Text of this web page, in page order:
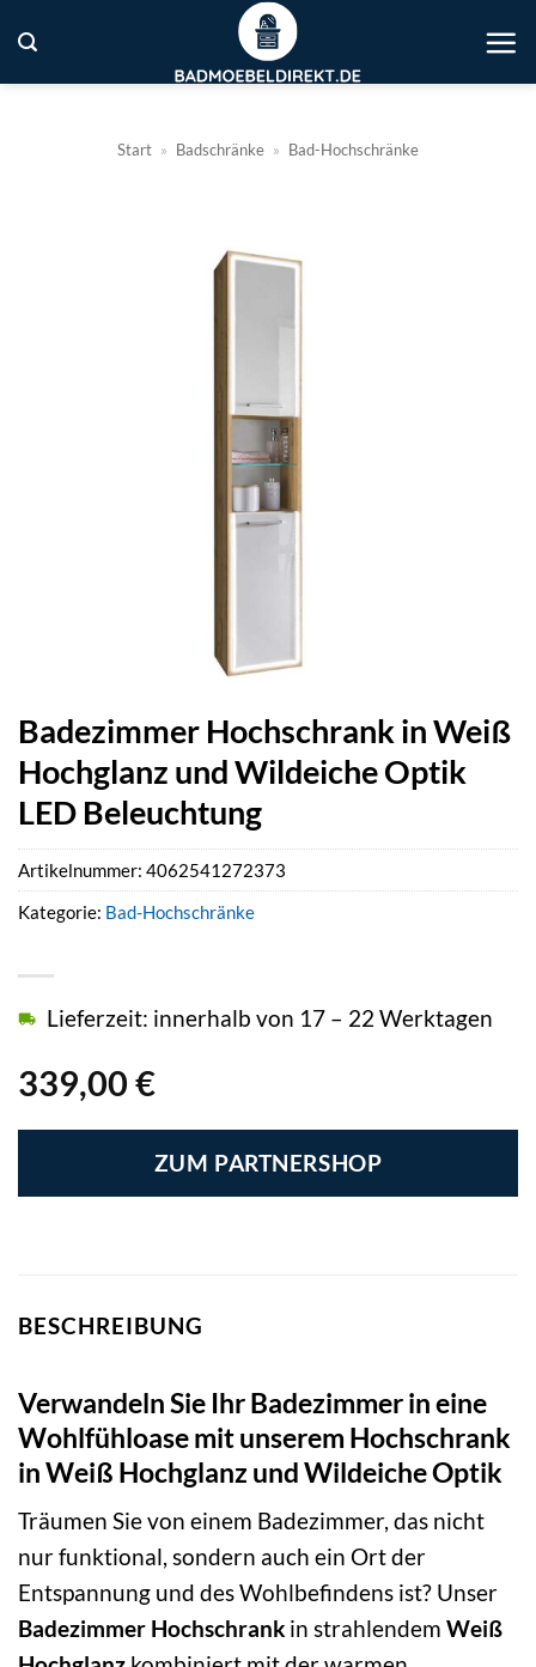
Inhalt
springen
Start » Badschränke » Bad-Hochschränke
Badezimmer Hochschrank in Weiß
Hochglanz und Wildeiche Optik
LED Beleuchtung
339,00 €
Lieferzeit: innerhalb von 17 – 22 Werktagen
ZUM PARTNERSHOP
Artikelnummer: 4062541272373
Kategorie: Bad-Hochschränke
BESCHREIBUNG
Verwandeln Sie Ihr Badezimmer in eine
Wohlfühloase mit unserem Hochschrank
in Weiß Hochglanz und Wildeiche Optik
Träumen Sie von einem Badezimmer, das nicht
nur funktional, sondern auch ein Ort der
Entspannung und des Wohlbefindens ist? Unser
Badezimmer Hochschrank in strahlendem Weiß